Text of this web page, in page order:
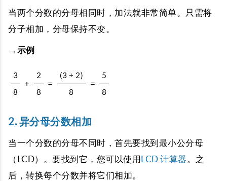
当两个分数的分母相同时，加法就非常简单。只需将
分子相加，分母保持不变。
→示例
3
8
+
2
8
=
(3 + 2)
8
=
5
8
2. 异分母分数相加
当一个分数的分母不同时，首先要找到最小公分母
（LCD）。 要找到它，您可以使用 LCD 计算器 。之
后，转换每个分数并将它们相加。